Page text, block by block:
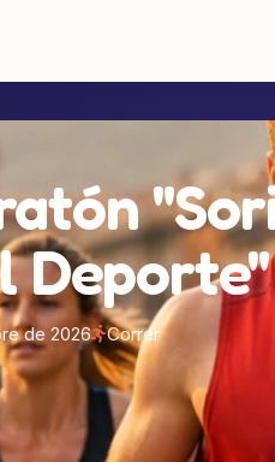
Deporte"
de 2026 Correr